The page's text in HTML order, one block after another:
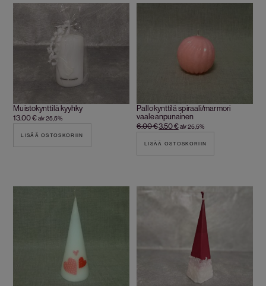
Muistokynttilä kyyhky
13.00€alv 25,5%
LISÄÄ OSTOSKORIIN
Pallokynttilä spiraali/marmori
vaaleanpunainen
6.00€3.50€alv 25,5%
LISÄÄ OSTOSKORIIN